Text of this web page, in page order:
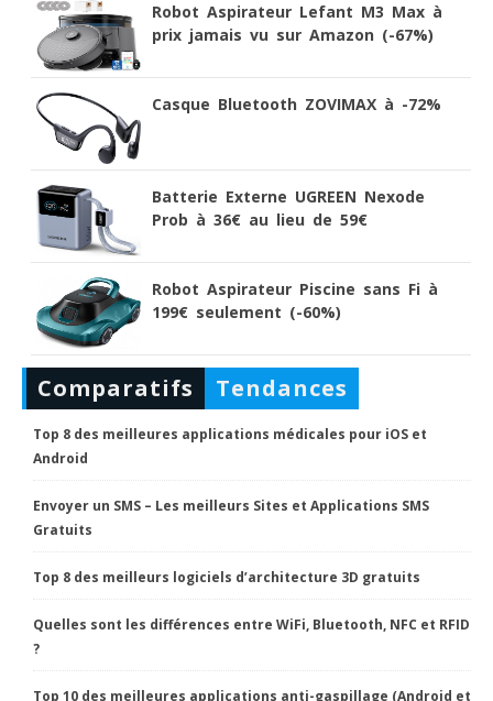
Robot Aspirateur Lefant M3 Max à
prix jamais vu sur Amazon (-67%)
Casque Bluetooth ZOVIMAX à -72%
Batterie Externe UGREEN Nexode
Prob à 36€ au lieu de 59€
Robot Aspirateur Piscine sans Fi à
199€ seulement (-60%)
Comparatifs Tendances
Top 8 des meilleures applications médicales pour iOS et
Android
Envoyer un SMS – Les meilleurs Sites et Applications SMS
Gratuits
Top 8 des meilleurs logiciels d’architecture 3D gratuits
Quelles sont les différences entre WiFi, Bluetooth, NFC et RFID
?
Top 10 des meilleures applications anti-gaspillage (Android et